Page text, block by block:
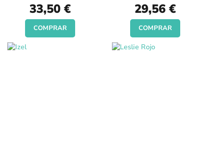
33,50 €
COMPRAR
29,56 €
COMPRAR